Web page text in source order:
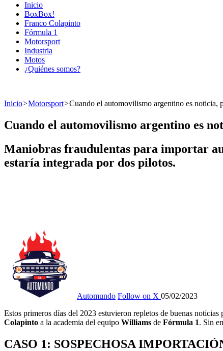
Inicio
BoxBox!
Franco Colapinto
Fórmula 1
Motorsport
Industria
Motos
¿Quiénes somos?
Inicio>Motorsport>Cuando el automovilismo argentino es noticia,
Cuando el automovilismo argentino es
Maniobras fraudulentas para importar
estaría integrada por dos pilotos.
Automundo Follow on X 05/02/2023
Estos primeros días del 2023 estuvieron repletos de buenas
Colapinto a la academia del equipo Williams de Fórmula 1. Sin
CASO 1: SOSPECHOSA